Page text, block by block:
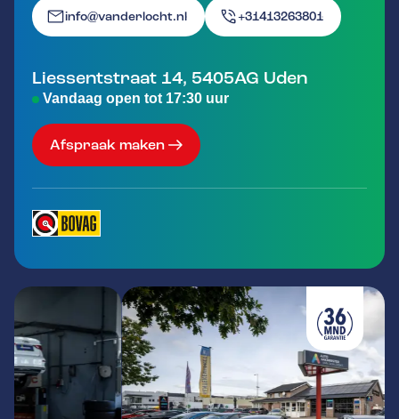
info@vanderlocht.nl +31413263801
Liessentstraat 14, 5405AG Uden
Vandaag open tot 17:30 uur
Afspraak maken